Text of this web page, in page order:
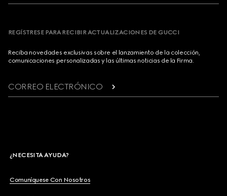
REGÍSTRESE PARA RECIBIR ACTUALIZACIONES DE GUCCI
Reciba novedades exclusivas sobre el lanzamiento de la colección,
comunicaciones personalizadas y las últimas noticias de la Firma.
CORREO ELECTRÓNICO
¿NECESITA AYUDA?
Comuníquese Con Nosotros